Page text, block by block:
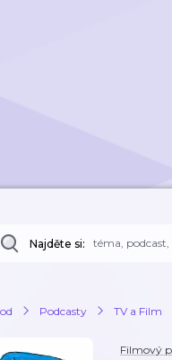
Najděte si:
Podcasty TV a Film
Filmový